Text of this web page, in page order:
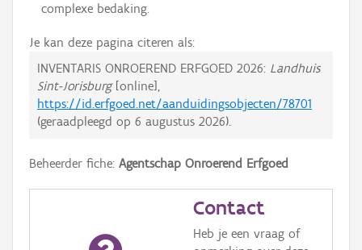
complexe bedaking.
Je kan deze pagina citeren als:
INVENTARIS ONROEREND ERFGOED 2026: Landhuis
Sint-Jorisburg[online],
https://id.erfgoed.net/aanduidingsobjecten/78701
(geraadpleegd op 6 augustus 2026).
Beheerder fiche: Agentschap Onroerend Erfgoed
Contact
Heb je een vraag of